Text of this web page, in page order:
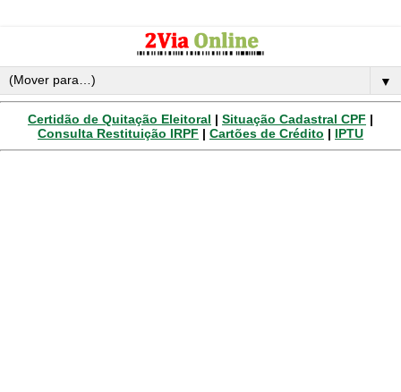
▼
Certidão de Quitação Eleitoral | Situação Cadastral CPF |
Consulta Restituição IRPF | Cartões de Crédito | IPTU